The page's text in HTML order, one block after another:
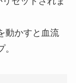
動かすと血流